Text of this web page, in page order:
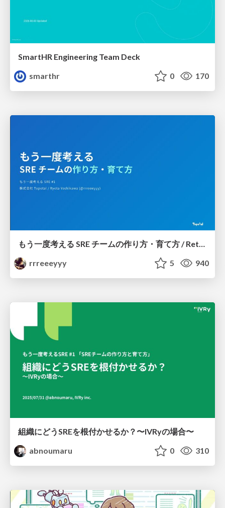
SmartHR Engineering Team Deck
smarthr
0 170
もう一度考える SRE チームの作り方・育て方 / Rethinking SRE #1: Building and Growing SRE Teams
rrreeeyyy
5 940
組織にどうSREを根付かせるか？〜IVRyの場合〜
abnoumaru
0 310